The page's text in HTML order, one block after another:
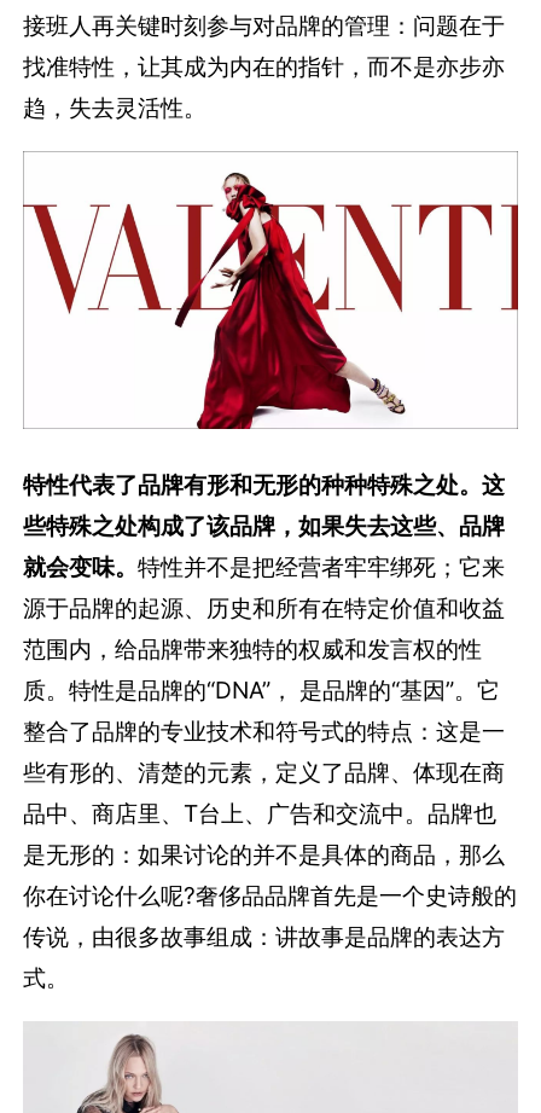
接班人再关键时刻参与对品牌的管理：问题在于
找准特性，让其成为内在的指针，而不是亦步亦
趋，失去灵活性。
特性代表了品牌有形和无形的种种特殊之处。这
些特殊之处构成了该品牌，如果失去这些、品牌
就会变味。特性并不是把经营者牢牢绑死；它来
源于品牌的起源、历史和所有在特定价值和收益
范围内，给品牌带来独特的权威和发言权的性
质。特性是品牌的“DNA”， 是品牌的“基因”。它
整合了品牌的专业技术和符号式的特点：这是一
些有形的、清楚的元素，定义了品牌、体现在商
品中、商店里、T台上、广告和交流中。品牌也
是无形的：如果讨论的并不是具体的商品，那么
你在讨论什么呢?奢侈品品牌首先是一个史诗般的
传说，由很多故事组成：讲故事是品牌的表达方
式。